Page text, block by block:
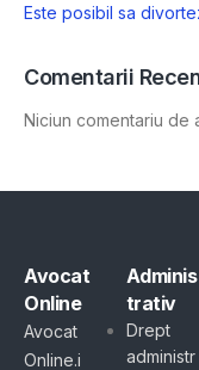
Este posibil sa
Comentarii
Niciun comentariu de
Avocat
Online
Avocat
Online.i
Adminis
trativ
Drept
administr